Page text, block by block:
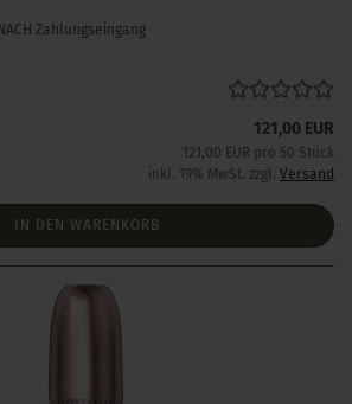
Zahlungseingang
121,00 EUR
121,00 EUR pro 50 Stück
inkl. 19% MwSt. zzgl. Versand
IN DEN WARENKORB